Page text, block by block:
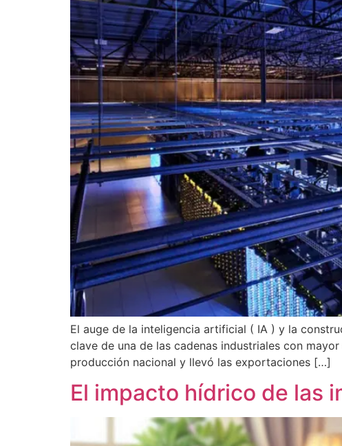
El auge de la inteligencia artificial ( IA ) y la
clave de una de las cadenas industriales con
producción nacional y llevó las exportaciones […]
El impacto hídrico de las